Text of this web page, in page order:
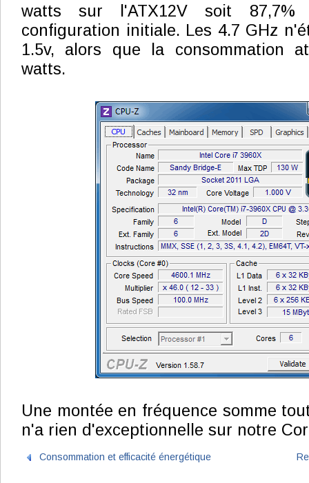
watts sur l'ATX12V soit
configuration initiale. Les 4.7 GHz
1.5v, alors que la consommation
watts.
Une montée en fréquence somme
n'a rien d'exceptionnelle sur notre
Consommation et efficacité énergétique